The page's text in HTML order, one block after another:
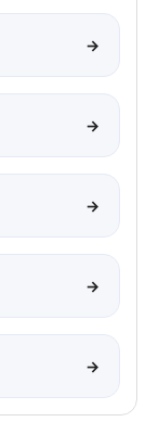
→
→
→
→
→